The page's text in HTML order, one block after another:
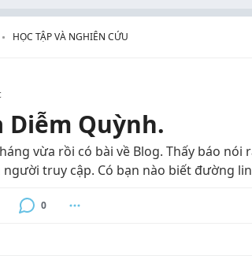
HỌC TẬP VÀ NGHIÊN CỨU
Diễm Quỳnh.
vừa rồi có bài về Blog. Thấy báo nói
truy cập. Có bạn nào biết đường
0